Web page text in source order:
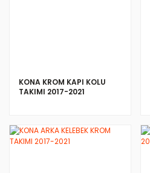
KONA KROM KAPI KOLU
TAKIMI 2017-2021